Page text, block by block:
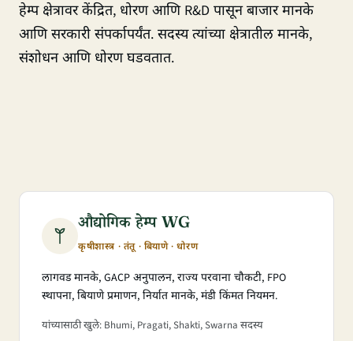
हेम्प क्षेत्रावर केंद्रित, धोरण आणि R&D पासून बाजार मानके
आणि सरकारी संपर्कापर्यंत. सदस्य त्यांच्या क्षेत्रातील मानके,
संशोधन आणि धोरण घडवतात.
औद्योगिक हेम्प WG
कृषीशास्त्र · तंतू · बियाणे · धोरण
लागवड मानके, GACP अनुपालन, राज्य परवाना चौकटी, FPO
स्थापना, बियाणे प्रमाणन, निर्यात मानके, मंडी किंमत नियमन.
यांच्यासाठी खुले: Bhumi, Pragati, Shakti, Swarna सदस्य